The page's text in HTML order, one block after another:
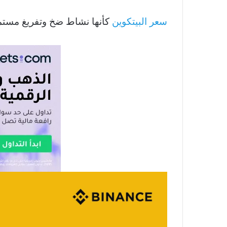
سعر البيتكوين كأنها نشاط ضخ وتفريغ